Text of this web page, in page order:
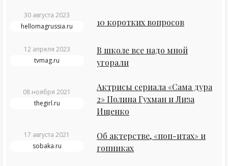
30 августа 2023
hellomagrussia.ru
10 коротких вопросов
12 апреля 2023
tvmag.ru
В школе все надо мной
угорали
08 ноября 2021
thegirl.ru
Актрисы сериала «Сама дура
2» Полина Гухман и Лиза
Ищенко
17 августа 2021
sobaka.ru
Об актерстве, «поп-итах» и
гопниках